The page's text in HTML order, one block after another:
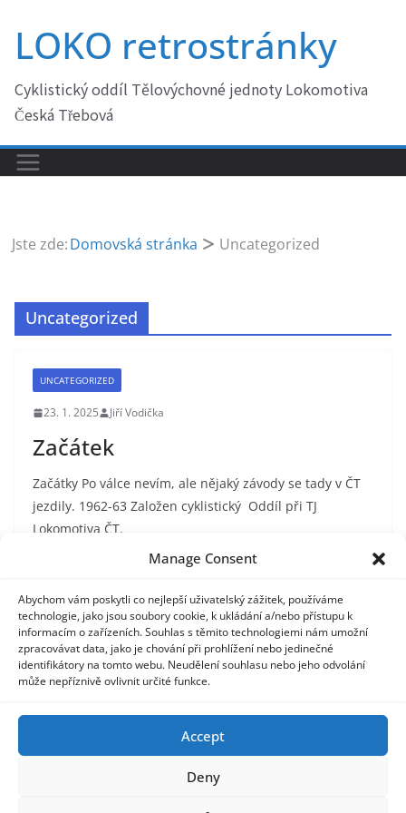
Manage Consent
Abychom vám poskytli co nejlepší uživatelský zážitek, používáme
technologie, jako jsou soubory cookie, k ukládání a/nebo přístupu k
informacím o zařízeních. Souhlas s těmito technologiemi nám umožní
zpracovávat data, jako je chování při prohlížení nebo jedinečné
identifikátory na tomto webu. Neudělení souhlasu nebo jeho odvolání
může nepříznivě ovlivnit určité funkce.
Accept
Deny
obsah
LOKO retrostránky
Cyklistický oddíl Tělovýchovné jednoty Lokomotiva
Česká Třebová
Jste zde:Domovská stránka Uncategorized
Uncategorized
UNCATEGORIZED
23. 1. 2025 Jiří Vodička
Začátek
Začátky Po válce nevím, ale nějaký závody se tady v ČT
jezdily. 1962-63 Založen cyklistický Oddíl při TJ
Lokomotiva ČT.
Odkaz na staré stránky